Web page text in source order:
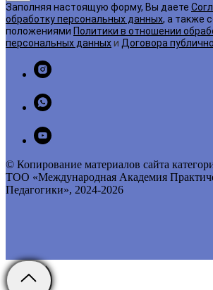
Заполняя настоящую форму, Вы даете
обработку персональных данных, а также
положениями Политики в отношении
персональных данныхи Договора
© Копирование материалов сайта
ТОО «Международная Академия
Педагогики», 2024-2026